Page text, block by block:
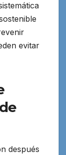
evitar
después